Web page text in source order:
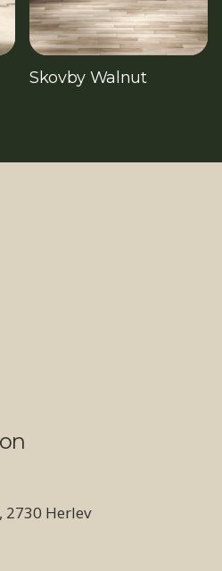
Skovby Walnut
2730 Herlev